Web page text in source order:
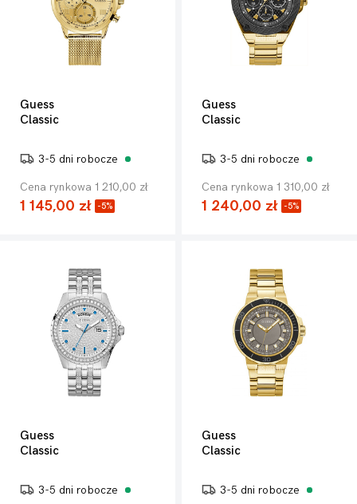
Guess
Classic
3-5 dni robocze
Cena rynkowa 1 210,00 zł
1 145,00 zł -5%
Guess
Classic
3-5 dni robocze
Cena rynkowa 1 310,00 zł
1 240,00 zł -5%
Guess
Classic
3-5 dni robocze
Guess
Classic
3-5 dni robocze